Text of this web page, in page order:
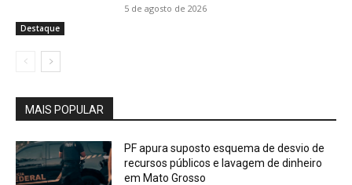
Destaque
5 de agosto de 2026
MAIS POPULAR
PF apura suposto esquema de desvio de
recursos públicos e lavagem de dinheiro
em Mato Grosso